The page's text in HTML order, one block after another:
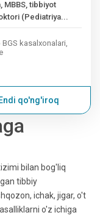
MBBS, tibbiyot
(Pediatriya...
kasalxonalari,
Endi qo'ng'iroq
bilan bog'liq
tibbiy
ichak, jigar, o't
o'z ichiga